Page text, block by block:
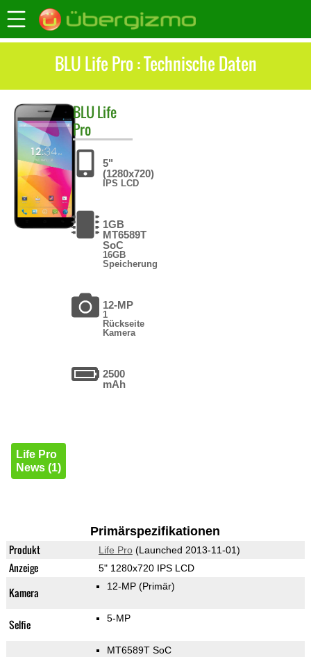
BLU Life Pro : Technische Daten
BLULife
Pro
5"
(1280x720)
IPS LCD
1GB
MT6589T
SoC
16GB
Speicherung
12-MP
1
Rückseite
Kamera
2500
mAh
Life Pro
News (1)
Primärspezifikationen
Produkt Life Pro(Launched 2013-11-01)
Anzeige 5" 1280x720 IPS LCD
Kamera 12-MP (Primär)
Selfie 5-MP
MT6589T SoC